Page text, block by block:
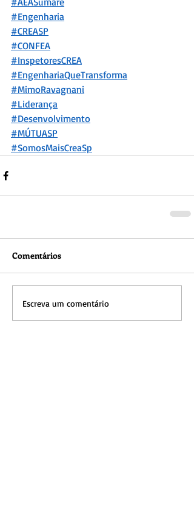
#Engenharia
#CREASP
#CONFEA
#InspetoresCREA
#EngenhariaQueTransforma
#MimoRavagnani
#Liderança
#Desenvolvimento
#MÚTUASP
#SomosMaisCreaSp
Comentários
Escreva um comentário